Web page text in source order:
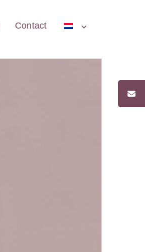
Contact